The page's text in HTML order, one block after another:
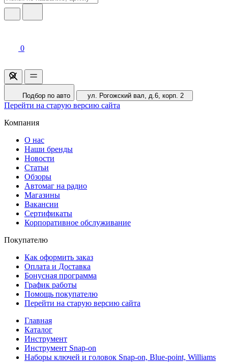
0
Подбор по авто ул. Рогожский вал, д.6, корп. 2
Перейти на старую версию сайта
Компания
О нас
Наши бренды
Новости
Статьи
Обзоры
Автомаг на радио
Магазины
Вакансии
Сертификаты
Корпоративное обслуживание
Покупателю
Как оформить заказ
Оплата и Доставка
Бонусная программа
График работы
Помощь покупателю
Перейти на старую версию сайта
Главная
Каталог
Инструмент
Инструмент Snap-on
Наборы ключей и головок Snap-on, Blue-point, Williams